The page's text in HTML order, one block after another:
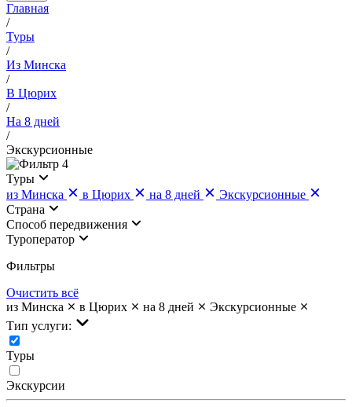
Главная
/
Туры
/
Из Минска
/
В Цюрих
/
На 8 дней
/
Экскурсионные
4
Туры
из Минска
в Цюрих на 8 дней
Экскурсионные
Страна
Cпособ передвижения
Туроператор
Фильтры
Очистить всё
из Минска
в Цюрих на 8 дней
Экскурсионные
Тип услуги:
Туры
Экскурсии